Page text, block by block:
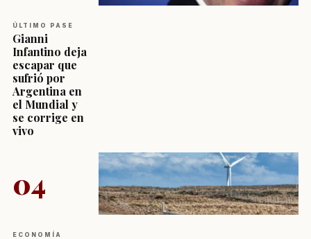
ÚLTIMO PASE
Gianni
Infantino deja
escapar que
sufrió por
Argentina en
el Mundial y
se corrige en
vivo
04
ECONOMÍA